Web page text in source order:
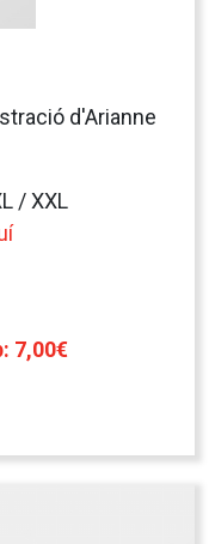
d'Arianne
/ XXL
7,00€